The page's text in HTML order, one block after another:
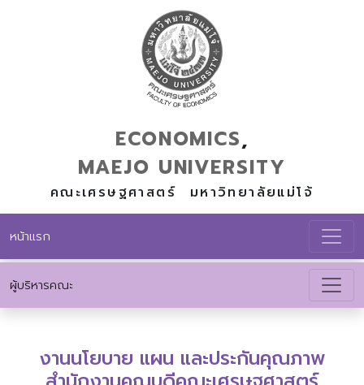
ECONOMICS,
MAEJO UNIVERSITY
คณะเศรษฐศาสตร์ มหาวิทยาลัยแม่โจ้
หน้าแรก
ผู้บริหารคณะ
งานนโยบาย แผน และประกันคุณภาพ